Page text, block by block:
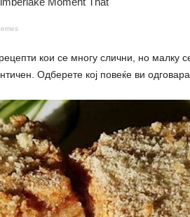
кои се многу слични, но малку
Одберете кој повеќе ви одговара.